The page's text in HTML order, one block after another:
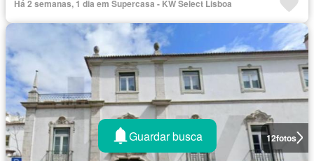
Há 2 semanas, 1 dia em Supercasa - KW Select Lisboa
12fotos
Guardar busca